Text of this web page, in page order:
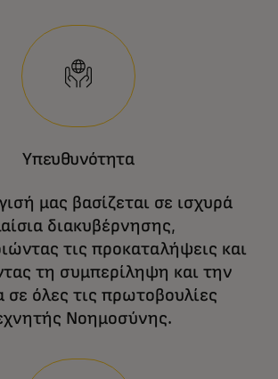
Υπευθυνότητα
μας βασίζεται σε ισχυρά
διακυβέρνησης,
τις προκαταλήψεις και
τη συμπερίληψη και την
σε όλες τις πρωτοβουλίες
Νοημοσύνης.